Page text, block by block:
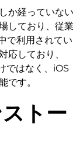
か経っていない
しており、従業
で利用されてい
応しており、
ではなく、iOS
です。
トー